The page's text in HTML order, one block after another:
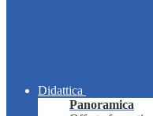
Didattica
Panoramica